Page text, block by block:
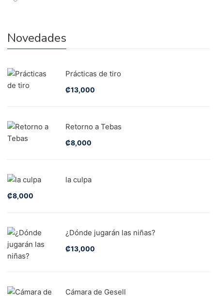
Novedades
Prácticas de tiro
₡13,000
Retorno a Tebas
₡8,000
la culpa
₡8,000
¿Dónde jugarán las niñas?
₡13,000
Cámara de Gesell